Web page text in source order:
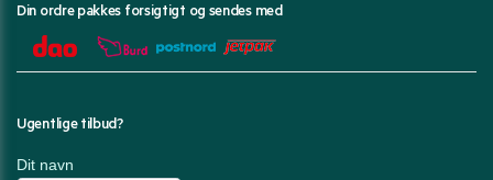
Din ordre pakkes forsigtigt og sendes med
Ugentlige tilbud?
Dit navn